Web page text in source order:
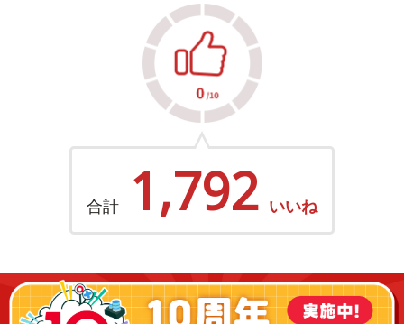
合計 1,792 いいね